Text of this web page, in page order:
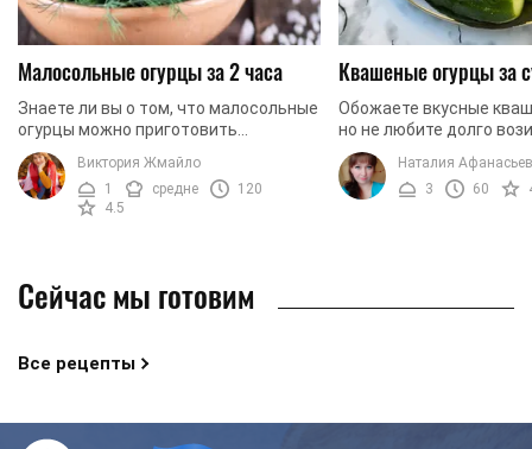
Малосольные огурцы за 2 часа
Знаете ли вы о том, что малосольные
огурцы можно приготовить
буквально за несколько часов?
Именно такой рецепт мы и
предлагаем вам попробовать. ...
Виктория Жмайло
1
средне
120
4.5
Квашеные огурцы за
Обожаете вкусные
но не любите долго
и ждать месяц, пока
заквасяться. Тогда
точно ...
Наталия
3
60
Сейчас мы готовим
Все рецепты